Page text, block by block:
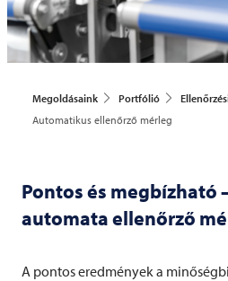
Megoldásaink Portfólió
Automatikus ellenőrző mérleg
Pontos és megbízható
automata ellenőrző
A pontos eredmények a